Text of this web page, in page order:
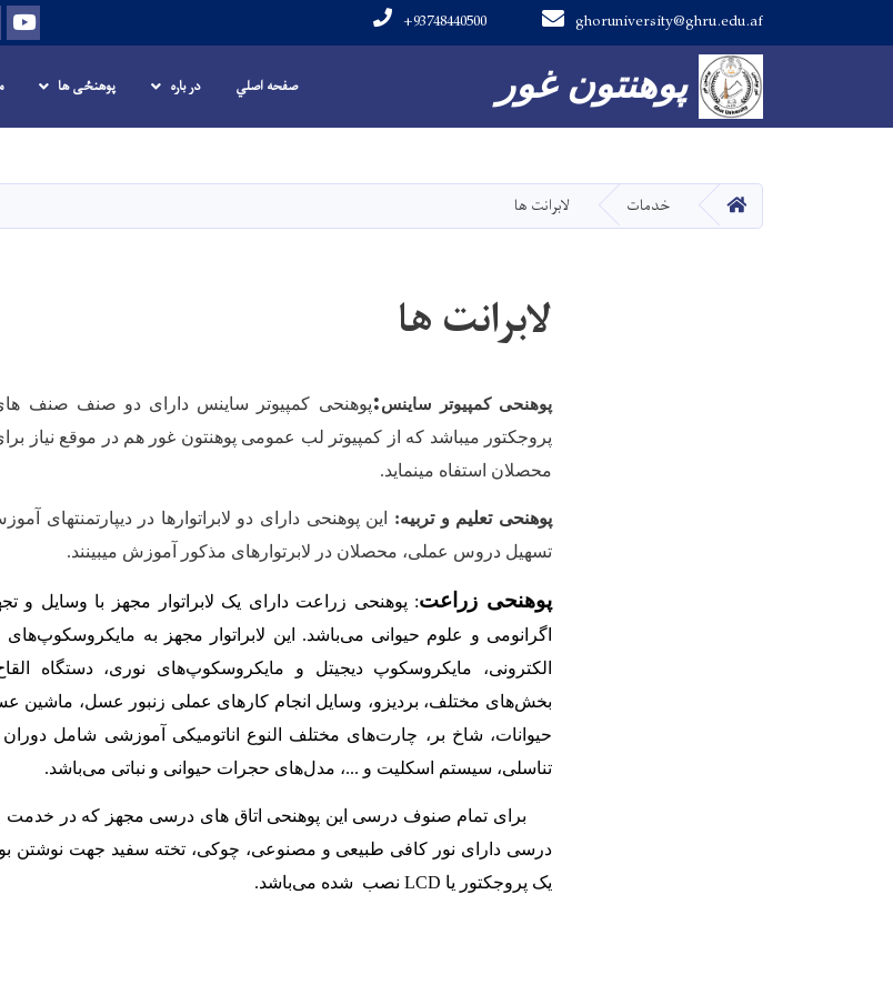
content
پوهنتون غور
ghoruniversity@ghru.edu.af
+93748440500
Main navigation
پوهنتون غور صفحه اصلي در باره پوهنځی ها
صفحه اصلیخدمات لابرانت ها
لابرانت ها
پوهنحی کمپیوتر ساینس:پوهنحی کمپیوتر ساینس دارای دو صنف صنف
پروجکتور میباشد که از کمپیوتر لب عمومی پوهنتون غور هم در موقع نیاز
محصلان استفاه مینماید.
پوهنحی تعلیم و تربیه: این پوهنحی دارای دو لابراتوارها در دیپارتمنت­های
تسهیل دروس عملی، محصلان در لابرتوارهای مذکور آموزش می­بینند.
پوهنحی زراعت: پوهنحی زراعت دارای یک لابراتوار مجهز با وسایل و
اگرانومی و علوم حیوانی می‌باشد. این لابراتوار مجهز به
الکترونی، مایکروسکوپ‌ دیجیتل و مایکروسکوپ‌های نوری، دستگاه
بخش‌های مختلف، بردیزو، وسایل انجام کارهای عملی زنبور عسل،
حیوانات، شاخ بر، چارت‌های مختلف النوع اناتومیکی آموزشی شامل
تناسلی، سیستم اسکلیت و ...، مدل‌های حجرات حیوانی و نباتی می‌باشد.
برای تمام صنوف درسی این پوهنحی اتاق های درسی مجهز که در خدمت
درسی دارای نور کافی طبیعی و مصنوعی، چوکی، تخته سفید جهت نوشتن
یک پروجکتور یا LCD نصب شده می‌باشد.